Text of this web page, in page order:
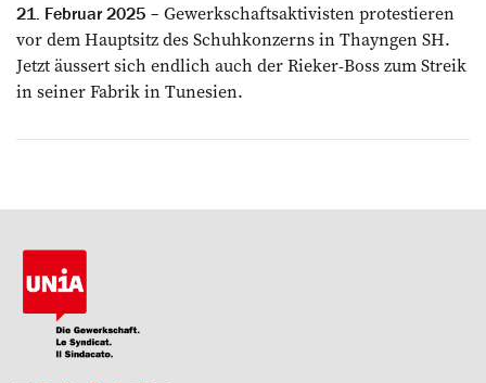
21. Februar 2025
Gewerkschaftsaktivisten protestieren
vor dem Hauptsitz des Schuhkonzerns in Thayngen SH.
Jetzt äussert sich endlich auch der Rieker-Boss zum Streik
in seiner Fabrik in Tunesien.